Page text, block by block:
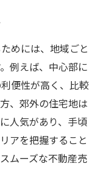
考慮
策
格交渉テクニッ
則
法
めには、地域ごと
例えば、中心部に
便性が高く、比較
、郊外の住宅地は
人気があり、手頃
アを把握すること
ムーズな不動産売